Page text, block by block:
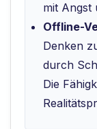
mit Angst
Offline-
Denken
durch
Die